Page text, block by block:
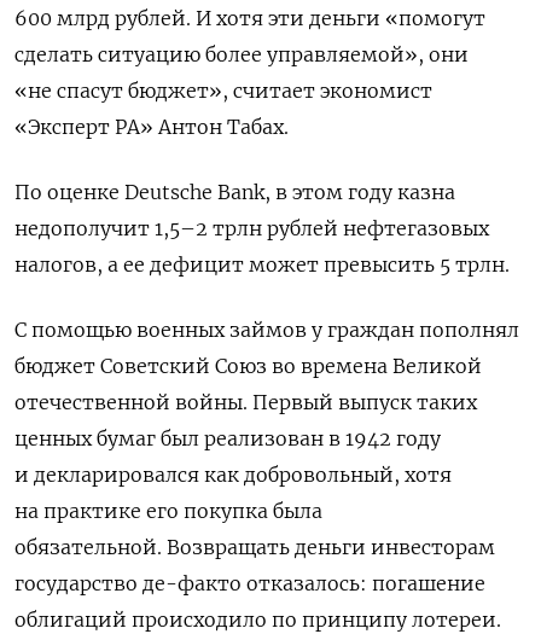
600 млрд рублей. И хотя эти деньги «помогут
сделать ситуацию более управляемой», они
«не спасут бюджет», считает экономист
«Эксперт РА» Антон Табах.
По оценке Deutsche Bank, в этом году казна
недополучит 1,5–2 трлн рублей нефтегазовых
налогов, а ее дефицит может превысить 5 трлн.
С помощью военных займов у граждан пополнял
бюджет Советский Союз во времена Великой
отечественной войны. Первый выпуск таких
ценных бумаг был реализован в 1942 году
и декларировался как добровольный, хотя
на практике его покупка была
обязательной. Возвращать деньги инвесторам
государство де-факто отказалось: погашение
облигаций происходило по принципу лотереи.